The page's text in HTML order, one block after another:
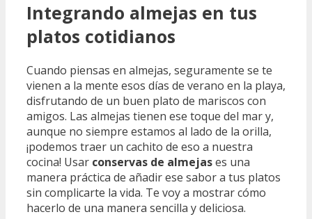
Integrando almejas en tus
platos cotidianos
Cuando piensas en almejas, seguramente se te
vienen a la mente esos días de verano en la playa,
disfrutando de un buen plato de mariscos con
amigos. Las almejas tienen ese toque del mar y,
aunque no siempre estamos al lado de la orilla,
¡podemos traer un cachito de eso a nuestra
cocina! Usar conservas de almejases una
manera práctica de añadir ese sabor a tus platos
sin complicarte la vida. Te voy a mostrar cómo
hacerlo de una manera sencilla y deliciosa.